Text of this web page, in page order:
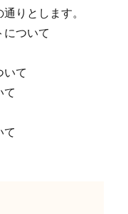
りとします。
について
いて
て
て